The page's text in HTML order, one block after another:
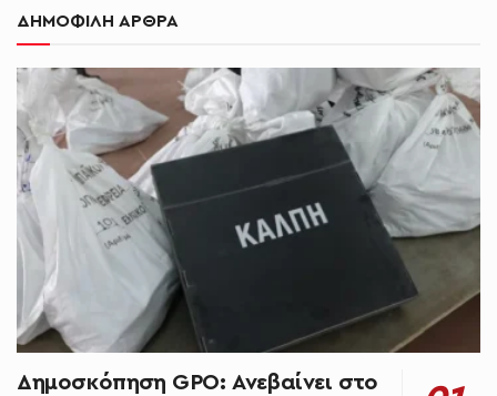
ΔΗΜΟΦΙΛΗ ΑΡΘΡΑ
Δημοσκόπηση GPO: Ανεβαίνει στο